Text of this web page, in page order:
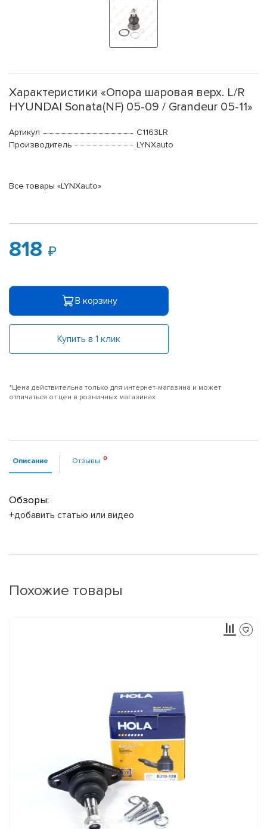
Характеристики «Опора шаровая верх. L/R
HYUNDAI Sonata(NF) 05-09 / Grandeur 05-11»
Артикул
C1163LR
Производитель
LYNXauto
Все товары «LYNXauto»
818
В корзину
Купить в 1 клик
*Цена действительна только для интернет-магазина и может
отличаться от цен в розничных магазинах
Описание Отзывы
Обзоры:
+добавить статью или видео
Похожие товары